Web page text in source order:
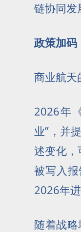
链协同发
政策加码
商业航天
2026年
业”，并
述变化
被写入
2026年进
随着战